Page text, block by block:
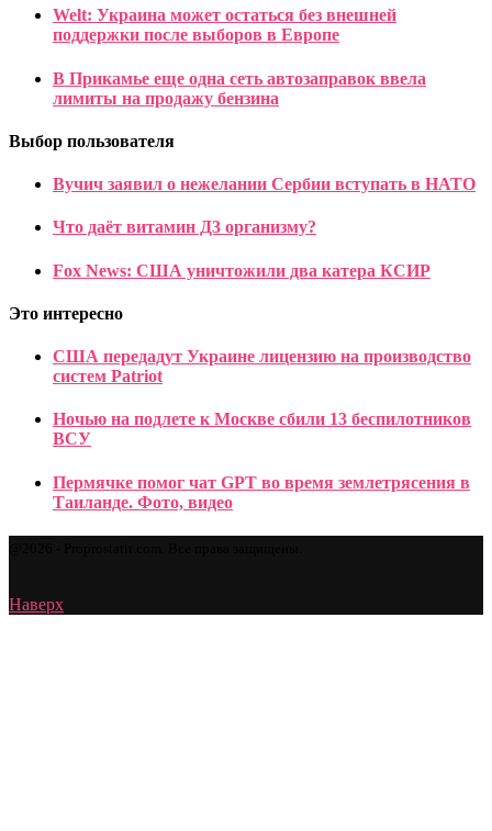
Welt: Украина может остаться без внешней
поддержки после выборов в Европе
В Прикамье еще одна сеть автозаправок ввела
лимиты на продажу бензина
Выбор пользователя
Вучич заявил о нежелании Сербии вступать в НАТО
Что даёт витамин Д3 организму?
Fox News: США уничтожили два катера КСИР
Это интересно
США передадут Украине лицензию на производство
систем Patriot
Ночью на подлете к Москве сбили 13 беспилотников
ВСУ
Пермячке помог чат GPT во время землетрясения в
Таиланде. Фото, видео
Наверх